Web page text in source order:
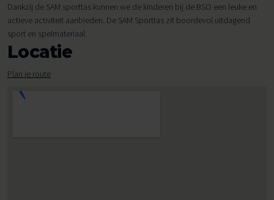
Dankzij de SAM sporttas kunnen we de kinderen bij de BSO een leuke en
actieve activiteit aanbieden. De SAM Sporttas zit boordevol uitdagend
sport en spelmateriaal.
Locatie
Plan je route